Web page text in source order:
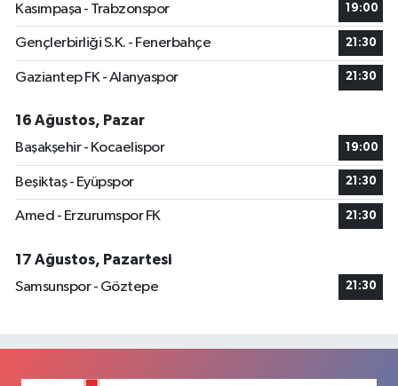
Kasımpaşa - Trabzonspor 19:00
Gençlerbirliği S.K. - Fenerbahçe 21:30
Gaziantep FK - Alanyaspor 21:30
16 Ağustos, Pazar
Başakşehir - Kocaelispor
19:00
Beşiktaş - Eyüpspor 21:30
Amed - Erzurumspor FK 21:30
17 Ağustos, Pazartesi
Samsunspor - Göztepe
21:30